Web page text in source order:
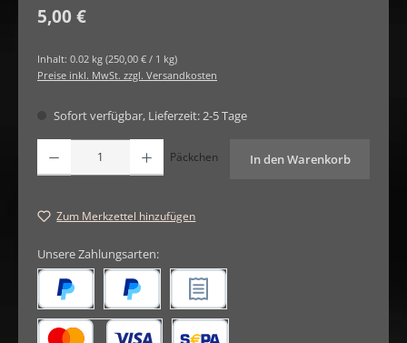
Regulärer Preis:
5,00 €
Inhalt: 0.02 kg (250,00 € / 1 kg)
Preise inkl. MwSt. zzgl. Versandkosten
Sofort verfügbar, Lieferzeit: 2-5 Tage
Päckchen In den Warenkorb
Zum Merkzettel hinzufügen
Unsere Zahlungsarten:
Später Bezahlen
PayPal Rechnungskauf